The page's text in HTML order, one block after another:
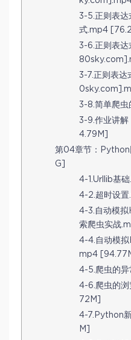
3-5.正则表达
式.mp4
3-6.正则表达
3-7.正则表达
3-8.简单爬虫
3-9.作业讲解
4.79M]
第04章节：Python
G]
4-1.Urllib基
4-2.超时设
4-3.自动模拟
索爬虫实战
4-4.自动模
mp4
4-5.爬虫的异
4-6.爬虫的
72M]
4-7.Python
M]